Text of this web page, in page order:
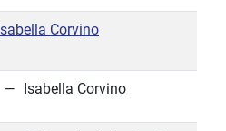
Isabella Corvino
Isabella Corvino